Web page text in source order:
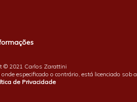
© 2021 Carlos Zarattini
especificado o contrário, está licenciado sob a
de Privacidade